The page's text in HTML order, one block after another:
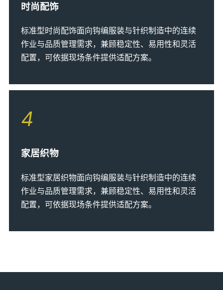
时尚配饰
标准型时尚配饰面向钩编服装与针织制造中的连续
作业与品质管理需求，兼顾稳定性、易用性和灵活
配置，可依据现场条件提供适配方案。
4
家居织物
标准型家居织物面向钩编服装与针织制造中的连续
作业与品质管理需求，兼顾稳定性、易用性和灵活
配置，可依据现场条件提供适配方案。